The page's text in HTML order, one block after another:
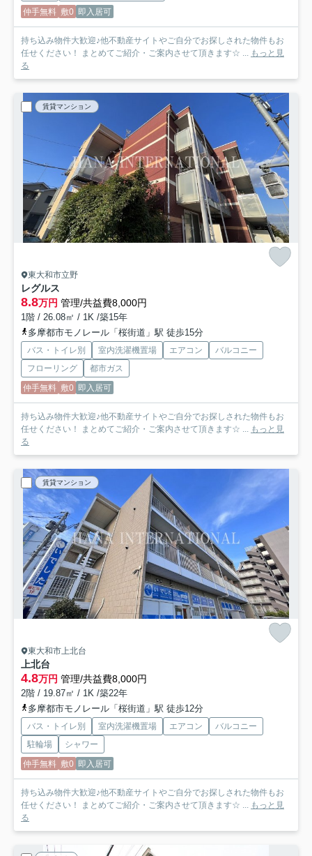
仲手無料 敷0 即入居可
持ち込み物件大歓迎♪他不動産サイトやご自分でお探しされた物件もお
任せください！ まとめてご紹介・ご案内させて頂きます☆ ... もっと見
る
賃貸マンション
東大和市立野
レグルス
8.8万円 管理/共益費8,000円
1階 / 26.08㎡ / 1K /築15年
多摩都市モノレール「桜街道」駅 徒歩15分
バス・トイレ別 室内洗濯機置場 エアコン
バルコニー
フローリング
都市ガス
仲手無料 敷0 即入居可
持ち込み物件大歓迎♪他不動産サイトやご自分でお探しされた物件もお
任せください！ まとめてご紹介・ご案内させて頂きます☆ ... もっと見
る
賃貸マンション
東大和市上北台
上北台
4.8万円 管理/共益費8,000円
2階 / 19.87㎡ / 1K /築22年
多摩都市モノレール「桜街道」駅 徒歩12分
バス・トイレ別 室内洗濯機置場 エアコン
バルコニー
駐輪場
シャワー
仲手無料 敷0 即入居可
持ち込み物件大歓迎♪他不動産サイトやご自分でお探しされた物件もお
任せください！ まとめてご紹介・ご案内させて頂きます☆ ... もっと見
る